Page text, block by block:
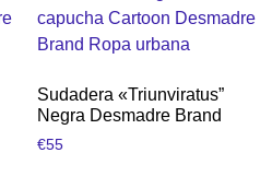
Sudadera «Triunviratus”
Negra Desmadre Brand
€55